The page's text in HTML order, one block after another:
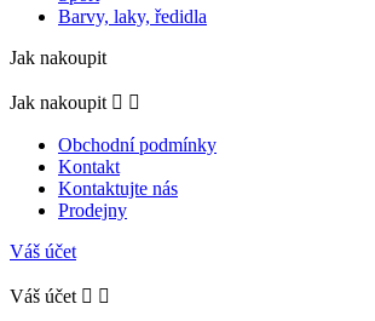
Barvy, laky, ředidla
Jak nakoupit
Jak nakoupit  
Obchodní podmínky
Kontakt
Kontaktujte nás
Prodejny
Váš účet
Váš účet  